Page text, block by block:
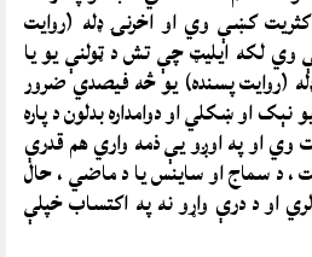
کښې وي او اخرنۍ ډله (روايت
وي لکه ايليټ چې تش د ټولنې يو يا
(روايت پسنده) يو څه فيصدي ضرور
او ښکلي او دوامداره بدلون د پاره
وي او په اوږو يې ذمه واري هم قدرې
، د سماج او ساينس يا د ماضي ، حال
او د درې واړو نه په اکتساب خپلې